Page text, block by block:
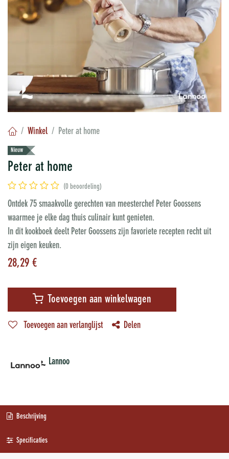
Winkel Peter at home
Nieuw
Peter at home
(0 beoordeling)
Ontdek 75 smaakvolle gerechten van meesterchef Peter Goossens
waarmee je elke dag thuis culinair kunt genieten.
In dit kookboek deelt Peter Goossens zijn favoriete recepten recht uit
zijn eigen keuken.
28,29 €
Toevoegen aan winkelwagen
Toevoegen aan verlanglijst Delen
Lannoo
Beschrijving
Specificaties